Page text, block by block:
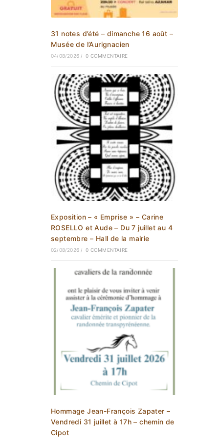
31 notes d’été – dimanche 16 août –
Musée de l’Aurignacien
04/08/2026 / 0 COMMENTAIRE
Exposition – « Emprise » – Carine
ROSELLO et Aude – Du 7 juillet au 4
septembre – Hall de la mairie
02/08/2026 / 0 COMMENTAIRE
Hommage Jean-François Zapater –
Vendredi 31 juillet à 17h – chemin de
Cipot